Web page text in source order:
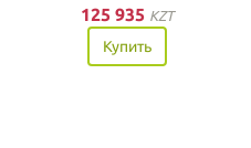
125 935 KZT
Купить